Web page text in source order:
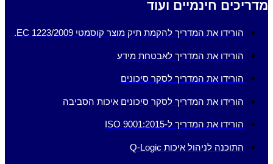
מדריכים חינמיים ועוד
הורידו את המדריך להקמת תיק מוצר קוסמטי EC 1223/2009.
הורידו את המדריך לאבטחת מידע
הורידו את המדריך לסקר סיכונים
הורידו את המדריך לסקר סיכונים איכות הסביבה
הורידו את המדריך ל-ISO 9001:2015
התוכנה לניהול איכות Q-Logic